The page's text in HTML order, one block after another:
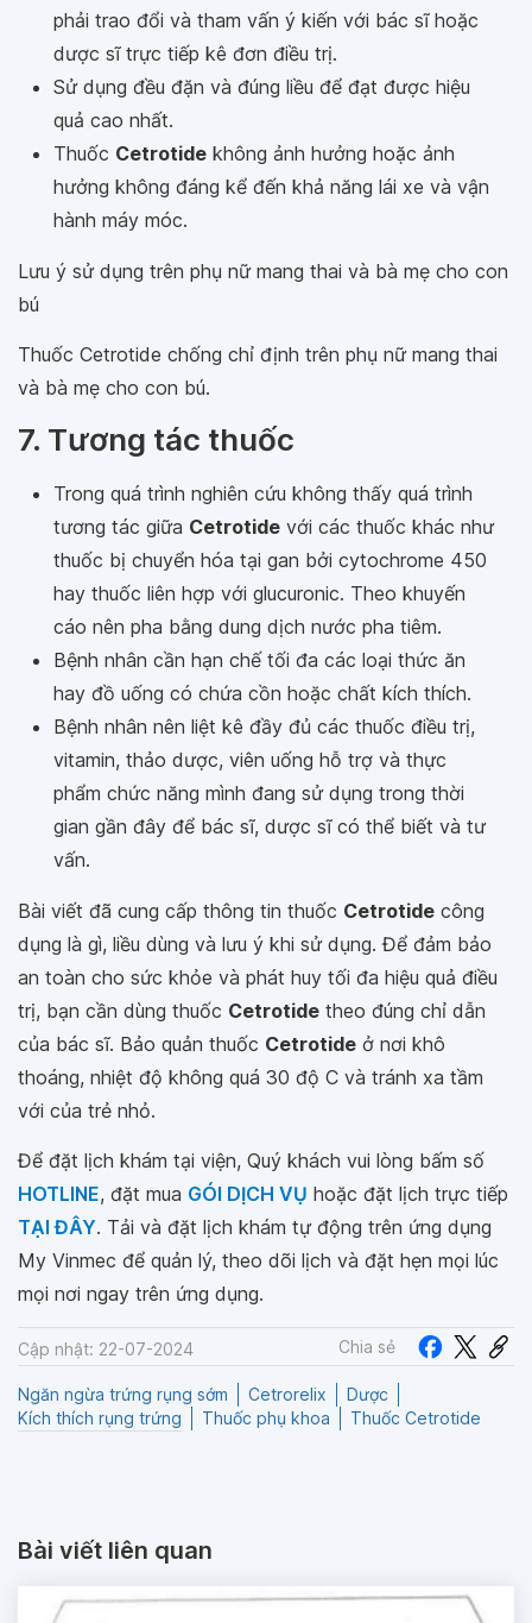
phải trao đổi và tham vấn ý kiến với bác sĩ hoặc
dược sĩ trực tiếp kê đơn điều trị.
Sử dụng đều đặn và đúng liều để đạt được hiệu
quả cao nhất.
Thuốc Cetrotide không ảnh hưởng hoặc ảnh
hưởng không đáng kể đến khả năng lái xe và vận
hành máy móc.
Lưu ý sử dụng trên phụ nữ mang thai và bà mẹ cho con
bú
Thuốc Cetrotide chống chỉ định trên phụ nữ mang thai
và bà mẹ cho con bú.
7. Tương tác thuốc
Trong quá trình nghiên cứu không thấy quá trình
tương tác giữa Cetrotide với các thuốc khác như
thuốc bị chuyển hóa tại gan bởi cytochrome 450
hay thuốc liên hợp với glucuronic. Theo khuyến
cáo nên pha bằng dung dịch nước pha tiêm.
Bệnh nhân cần hạn chế tối đa các loại thức ăn
hay đồ uống có chứa cồn hoặc chất kích thích.
Bệnh nhân nên liệt kê đầy đủ các thuốc điều trị,
vitamin, thảo dược, viên uống hỗ trợ và thực
phẩm chức năng mình đang sử dụng trong thời
gian gần đây để bác sĩ, dược sĩ có thể biết và tư
vấn.
Bài viết đã cung cấp thông tin thuốc Cetrotide công
dụng là gì, liều dùng và lưu ý khi sử dụng. Để đảm bảo
an toàn cho sức khỏe và phát huy tối đa hiệu quả điều
trị, bạn cần dùng thuốc Cetrotide theo đúng chỉ dẫn
của bác sĩ. Bảo quản thuốc Cetrotide ở nơi khô
thoáng, nhiệt độ không quá 30 độ C và tránh xa tầm
với của trẻ nhỏ.
Để đặt lịch khám tại viện, Quý khách vui lòng bấm số
HOTLINE, đặt mua GÓI DỊCH VỤ hoặc đặt lịch trực tiếp
TẠI ĐÂY. Tải và đặt lịch khám tự động trên ứng dụng
My Vinmec để quản lý, theo dõi lịch và đặt hẹn mọi lúc
mọi nơi ngay trên ứng dụng.
Cập nhật: 22-07-2024 Chia sẻ
Ngăn ngừa trứng rụng sớm Cetrorelix
Dược
Kích thích rụng trứng
Thuốc phụ khoa Thuốc Cetrotide
Bài viết liên quan